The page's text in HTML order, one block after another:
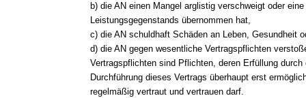
b) die AN einen Mangel arglistig verschweigt oder
Leistungsgegenstands übernommen hat,
c) die AN schuldhaft Schäden an Leben, Gesundheit
d) die AN gegen wesentliche Vertragspflichten
Vertragspflichten sind Pflichten, deren Erfüllung durch
Durchführung dieses Vertrags überhaupt erst
regelmäßig vertraut und vertrauen darf.